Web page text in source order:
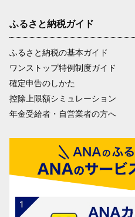
ふるさと納税ガイド
ふるさと納税の基本ガイド
ワンストップ特例制度ガイド
確定申告のしかた
控除上限額シミュレーション
年金受給者・自営業者の方へ